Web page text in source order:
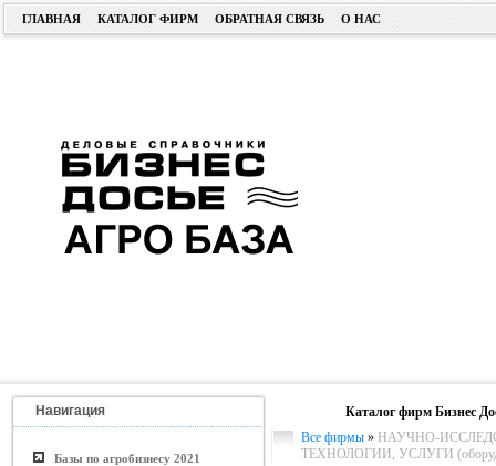
ГЛАВНАЯ КАТАЛОГ ФИРМ ОБРАТНАЯ СВЯЗЬ О НАС
Навигация
Базы по агробизнесу 2021
Каталог фирм Бизнес
Все фирмы » НАУЧНО-
ТЕХНОЛОГИИ, УСЛУГИ